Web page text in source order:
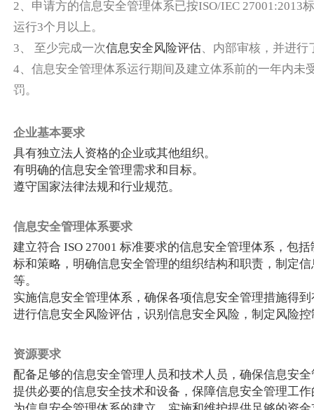
2、申请方的信息安全管理体系已按ISO/IEC 27001:2013
运行3个月以上。
3、 至少完成一次信息安全风险评估、内部审核，并进行
4、信息安全管理体系运行期间及建立体系前的一年内未
罚。
企业基本要求
具有独立法人资格的企业或其他组织。
有明确的信息安全管理需求和目标。
遵守国家法律法规和行业规范。
信息安全管理体系要求
建立符合 ISO 27001 标准要求的信息安全管理体系，包
标和策略，明确信息安全管理的组织结构和职责，制定
等。
实施信息安全管理体系，确保各项信息安全管理措施得
进行信息安全风险评估，识别信息安全风险，制定风险
资源要求
配备足够的信息安全管理人员和技术人员，确保信息安
提供必要的信息安全技术和设备，保障信息安全管理工